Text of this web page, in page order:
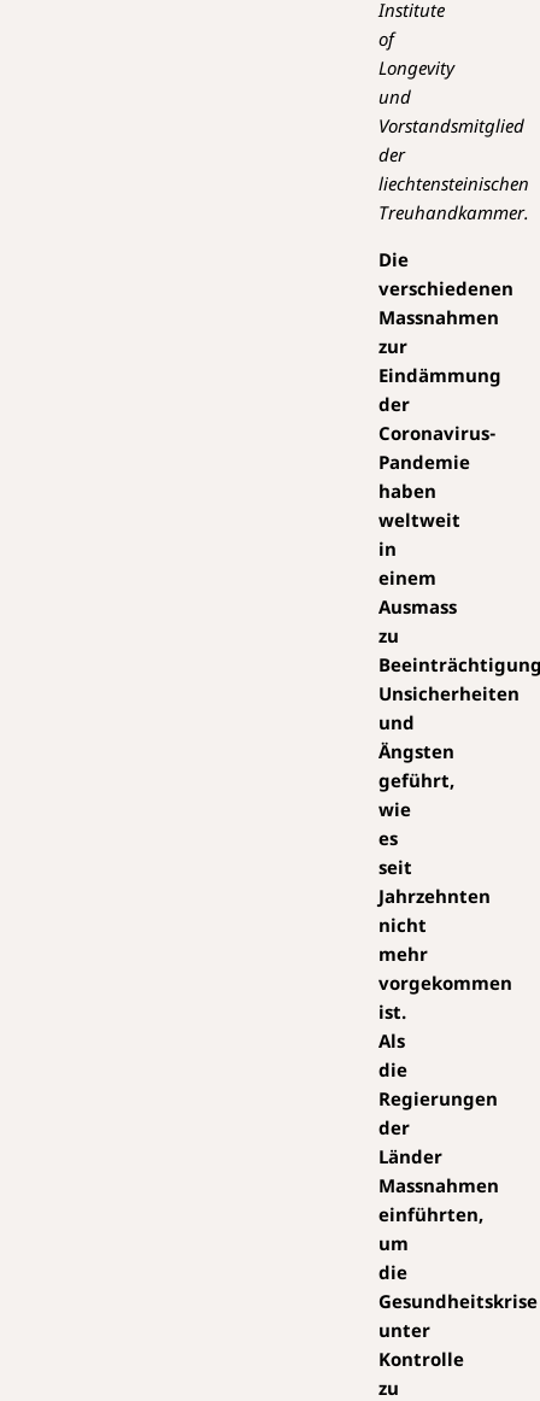
Institute
of
Longevity
und
Vorstandsmitglied
der
liechtensteinischen
Treuhandkammer.
Die
verschiedenen
Massnahmen
zur
Eindämmung
der
Coronavirus-
Pandemie
haben
weltweit
in
einem
Ausmass
zu
Unsicherheiten
und
Ängsten
geführt,
wie
es
seit
Jahrzehnten
nicht
mehr
vorgekommen
ist.
Als
die
Regierungen
der
Länder
Massnahmen
einführten,
um
die
Gesundheitskrise
unter
Kontrolle
zu